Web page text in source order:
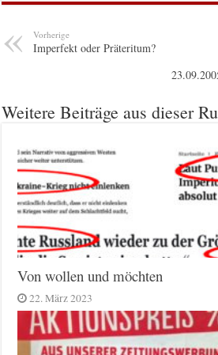
Vorherige
Imperfekt oder Präteritum?
Weitere Beiträge aus dieser
Von wollen und möchten
22. März 2023